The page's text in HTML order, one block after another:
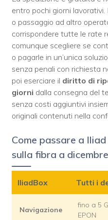
entro pochi giorni
o passaggio ad altro
corrispondere tutte le rate
comunque scegliere se
o pagarle in un’unica
senza penali con richiesta
poi eserciare il diritto di
giorni dalla consegna del
senza costi aggiuntivi
originali contenuti nella
Come passare a
sulla fibra a
IliadBox Tutti i
Navigazione
fino a 5
EPON